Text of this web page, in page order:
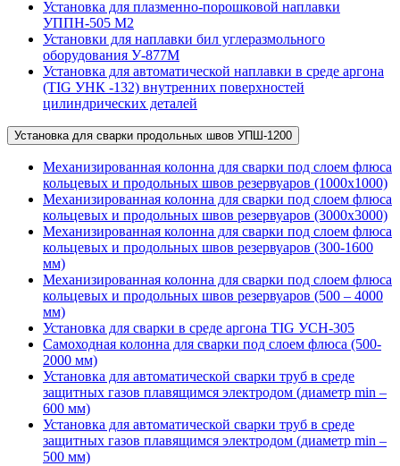
Установка для плазменно-порошковой наплавки
УППН-505 М2
Установки для наплавки бил углеразмольного
оборудования У-877М
Установка для автоматической наплавки в среде аргона
(TIG УНК -132) внутренних поверхностей
цилиндрических деталей
Установка для сварки продольных швов УПШ-1200
Механизированная колонна для сварки под слоем флюса
кольцевых и продольных швов резервуаров (1000х1000)
Механизированная колонна для сварки под слоем флюса
кольцевых и продольных швов резервуаров (3000х3000)
Механизированная колонна для сварки под слоем флюса
кольцевых и продольных швов резервуаров (300-1600
мм)
Механизированная колонна для сварки под слоем флюса
кольцевых и продольных швов резервуаров (500 – 4000
мм)
Установка для сварки в среде аргона TIG УСН-305
Самоходная колонна для сварки под слоем флюса (500-
2000 мм)
Установка для автоматической сварки труб в среде
защитных газов плавящимся электродом (диаметр min –
600 мм)
Установка для автоматической сварки труб в среде
защитных газов плавящимся электродом (диаметр min –
500 мм)